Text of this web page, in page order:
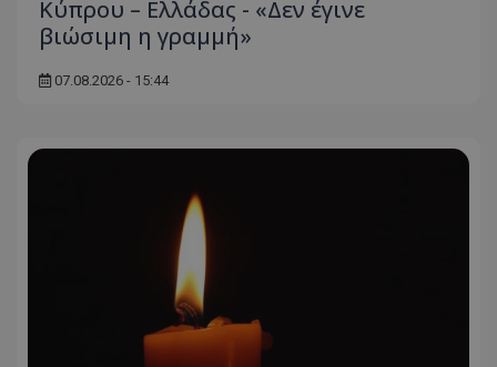
Κύπρου – Ελλάδας - «Δεν έγινε
βιώσιμη η γραμμή»
07.08.2026 - 15:44